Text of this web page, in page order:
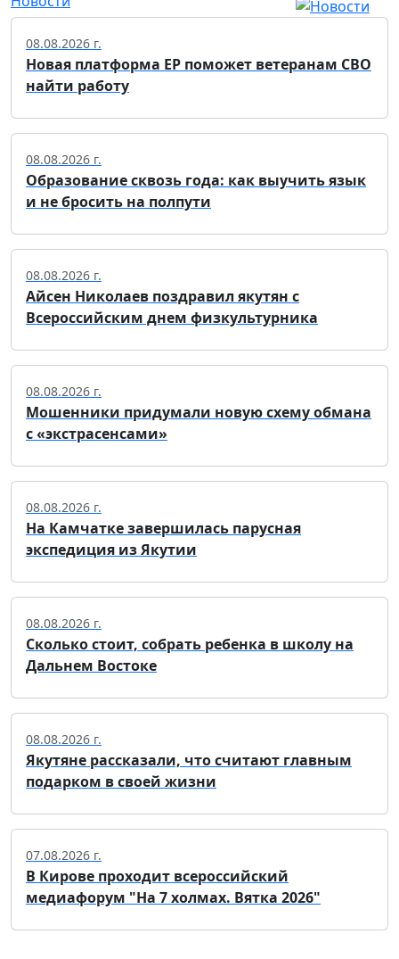
08.08.2026 г.
Новая платформа ЕР поможет ветеранам СВО
найти работу
08.08.2026 г.
Образование сквозь года: как выучить язык
и не бросить на полпути
08.08.2026 г.
Айсен Николаев поздравил якутян с
Всероссийским днем физкультурника
08.08.2026 г.
Мошенники придумали новую схему обмана
с «экстрасенсами»
08.08.2026 г.
На Камчатке завершилась парусная
экспедиция из Якутии
08.08.2026 г.
Сколько стоит, собрать ребенка в школу на
Дальнем Востоке
08.08.2026 г.
Якутяне рассказали, что считают главным
подарком в своей жизни
07.08.2026 г.
В Кирове проходит всероссийский
медиафорум "На 7 холмах. Вятка 2026"